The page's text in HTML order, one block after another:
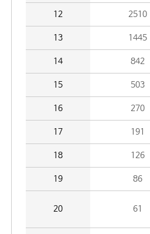
12 2510
13 1445
14 842
15 503
16 270
17 191
18 126
19 86
20 61